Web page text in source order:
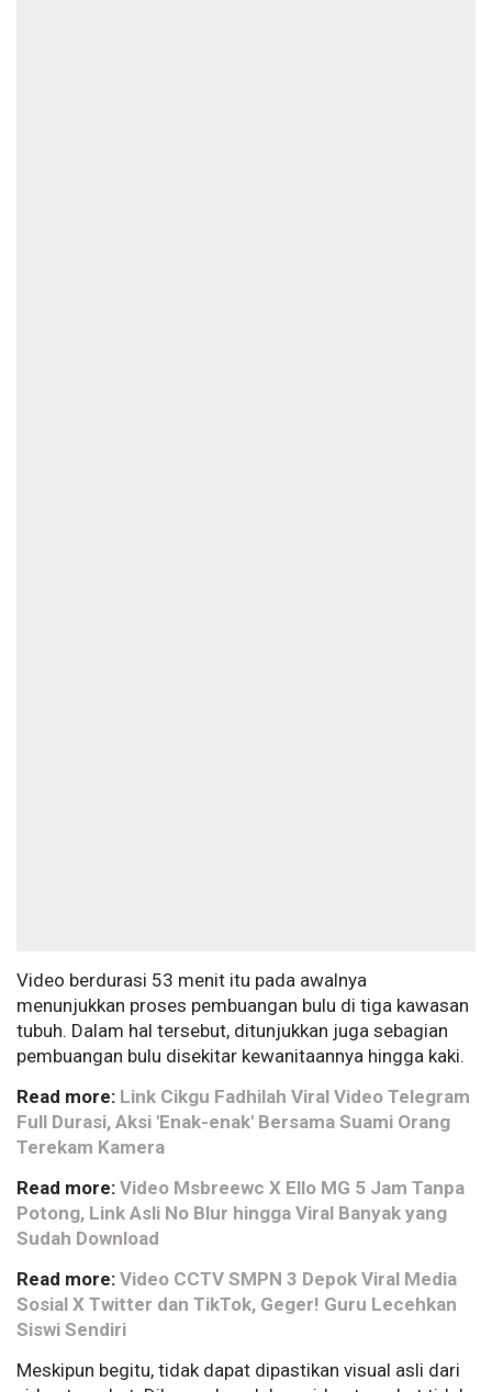
Video berdurasi 53 menit itu pada awalnya
menunjukkan proses pembuangan bulu di tiga kawasan
tubuh. Dalam hal tersebut, ditunjukkan juga sebagian
pembuangan bulu disekitar kewanitaannya hingga kaki.
Read more: Link Cikgu Fadhilah Viral Video Telegram
Full Durasi, Aksi 'Enak-enak' Bersama Suami Orang
Terekam Kamera
Read more: Video Msbreewc X Ello MG 5 Jam Tanpa
Potong, Link Asli No Blur hingga Viral Banyak yang
Sudah Download
Read more: Video CCTV SMPN 3 Depok Viral Media
Sosial X Twitter dan TikTok, Geger! Guru Lecehkan
Siswi Sendiri
Meskipun begitu, tidak dapat dipastikan visual asli dari